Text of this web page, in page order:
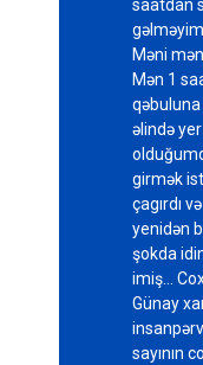
saatdan
Məni
Mən 1
qəbuluna
əlində
girmək
çagırdı
yenidən
şokda
imiş...
Günay
sayının